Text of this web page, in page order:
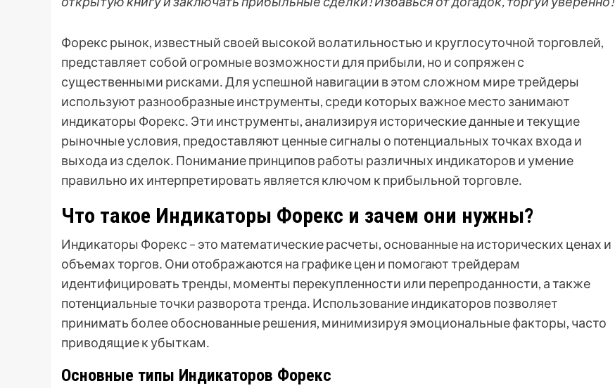
Форекс рынок, известный своей высокой волатильностью и круглосуточной торговлей,
представляет собой огромные возможности для прибыли, но и сопряжен с
существенными рисками․ Для успешной навигации в этом сложном мире трейдеры
используют разнообразные инструменты, среди которых важное место занимают
индикаторы Форекс․ Эти инструменты, анализируя исторические данные и текущие
рыночные условия, предоставляют ценные сигналы о потенциальных точках входа и
выхода из сделок․ Понимание принципов работы различных индикаторов и умение
правильно их интерпретировать является ключом к прибыльной торговле․
Что такое Индикаторы Форекс и зачем они нужны?
Индикаторы Форекс – это математические расчеты, основанные на исторических ценах и
объемах торгов․ Они отображаются на графике цен и помогают трейдерам
идентифицировать тренды, моменты перекупленности или перепроданности, а также
потенциальные точки разворота тренда․ Использование индикаторов позволяет
принимать более обоснованные решения, минимизируя эмоциональные факторы, часто
приводящие к убыткам․
Основные типы Индикаторов Форекс